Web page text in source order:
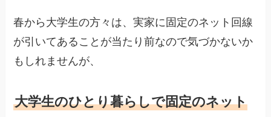
春から大学生の方々は、実家に固定のネット回線
が引いてあることが当たり前なので気づかないか
もしれませんが、
大学生のひとり暮らしで固定のネット